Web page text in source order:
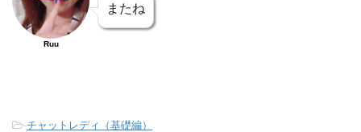
Ruu
またね
-チャットレディ（基礎編）